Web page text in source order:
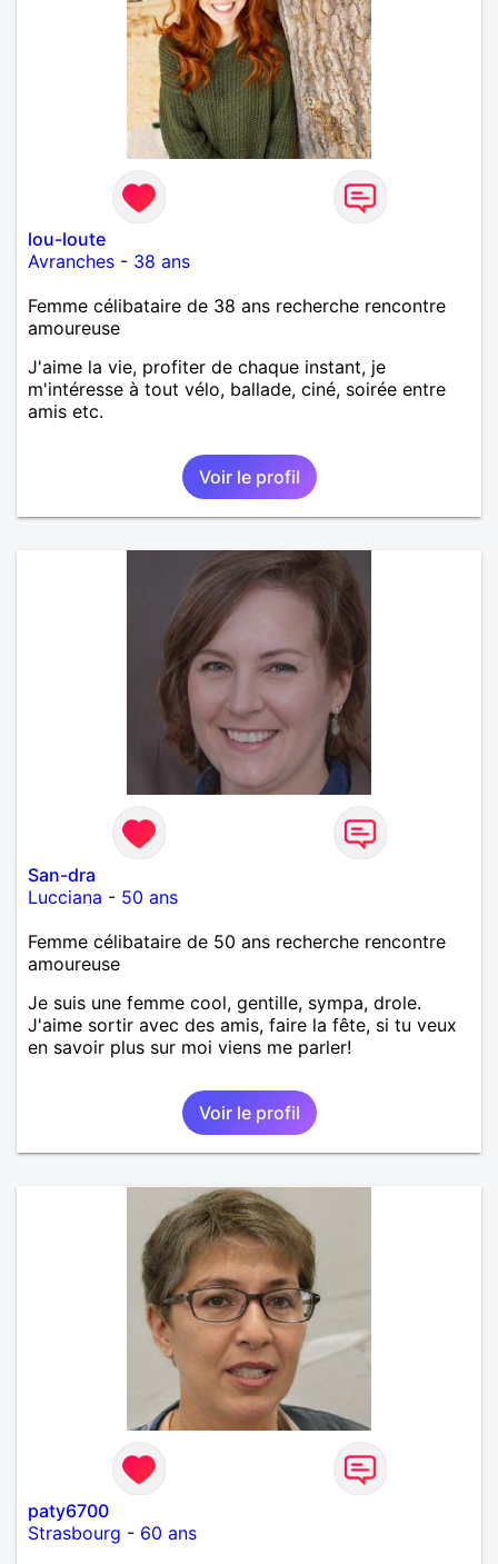
lou-loute
Avranches - 38 ans
Femme célibataire de 38 ans recherche rencontre
amoureuse
J'aime la vie, profiter de chaque instant, je
m'intéresse à tout vélo, ballade, ciné, soirée entre
amis etc.
Voir le profil
San-dra
Lucciana - 50 ans
Femme célibataire de 50 ans recherche rencontre
amoureuse
Je suis une femme cool, gentille, sympa, drole.
J'aime sortir avec des amis, faire la fête, si tu veux
en savoir plus sur moi viens me parler!
Voir le profil
paty6700
Strasbourg - 60 ans